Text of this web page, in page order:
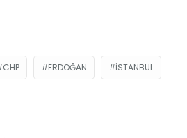
CHP ERDOĞAN ISTANBUL